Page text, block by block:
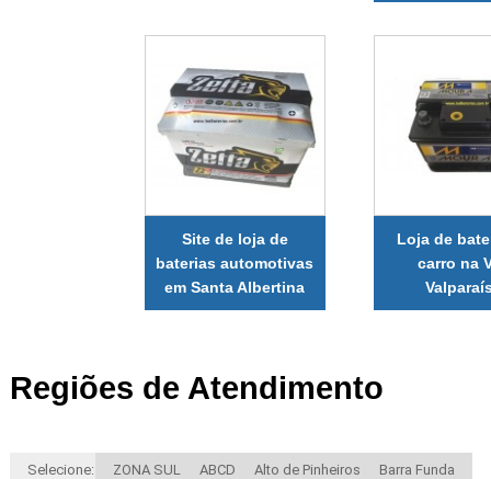
Site de loja de
baterias automotivas
em Santa Albertina
Loja de
carro na
Regiões de Atendimento
Selecione: ZONA SUL ABCD Alto de Pinheiros Barra Funda